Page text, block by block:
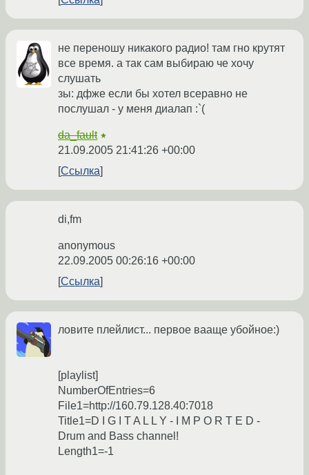
не переношу никакого радио! там гно крутят
все время. а так сам выбираю че хочу
слушать
зы: дфже если бы хотел всеравно не
послушал - у меня диалап :`(
da_fault ★
21.09.2005 21:41:26 +00:00
Ссылка
di,fm
anonymous
22.09.2005 00:26:16 +00:00
Ссылка
ловите плейлист... первое вааще убойное:)
[playlist]
NumberOfEntries=6
File1=http://160.79.128.40:7018
Title1=D I G I T A L L Y - I M P O R T E D -
Drum and Bass channel!
Length1=-1